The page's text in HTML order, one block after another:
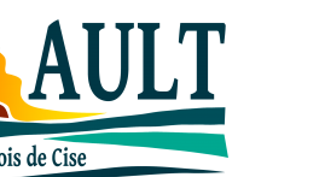
d’outils